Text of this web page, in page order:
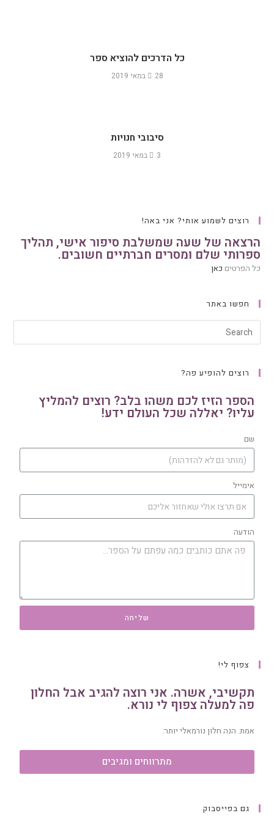
כל הדרכים להוציא ספר
28 במאי 2019
סיבובי חנויות
3 במאי 2019
רוצים לשמוע אותי? אני באה!
הרצאה של שעה שמשלבת סיפור אישי, תהליך
ספרותי שלם ומסרים חברתיים חשובים.
כל הפרטים כאן
חפשו באתר
רוצים להופיע פה?
הספר הזיז לכם משהו בלב? רוצים להמליץ
עליו? יאללה שכל העולם ידע!
שם
אימייל
הודעה
שליחה
צפוף לי!
תקשיבי, אשרה. אני רוצה להגיב אבל החלון
פה למעלה צפוף לי נורא.
אמת. הנה חלון נורמאלי יותר:
מתרווחים ומגיבים
גם בפייסבוק